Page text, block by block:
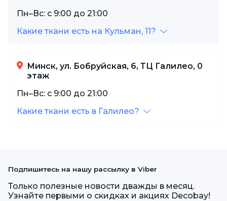
Пн–Вс: с 9:00 до 21:00
Какие ткани есть на Кульман, 11?
Минск, ул. Бобруйская, 6, ТЦ Галилео, 0
этаж
Пн–Вс: с 9:00 до 21:00
Какие ткани есть в Галилео?
Подпишитесь на нашу рассылку в Viber
Только полезные новости дважды в месяц.
Узнайте первыми о скидках и акциях Decobay!